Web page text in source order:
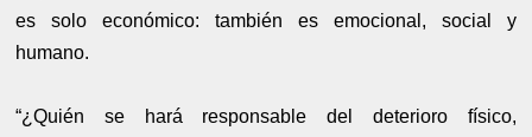
es solo económico: también es emocional, social y
humano.
“¿Quién se hará responsable del deterioro físico,